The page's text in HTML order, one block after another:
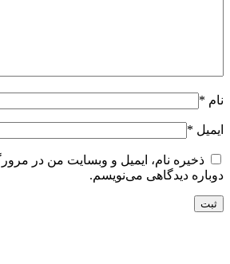
نام *
ایمیل *
ذخیره نام، ایمیل و وبسایت من در
دوباره دیدگاهی می‌نویسم.